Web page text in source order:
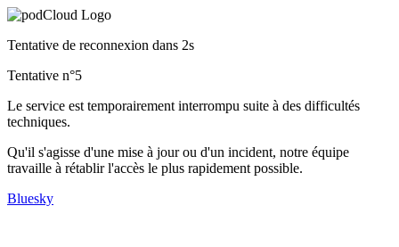
Tentative de reconnexion dans 2s
Tentative n°5
Le service est temporairement interrompu suite à des difficultés
techniques.
Qu'il s'agisse d'une mise à jour ou d'un incident, notre équipe
travaille à rétablir l'accès le plus rapidement possible.
Bluesky